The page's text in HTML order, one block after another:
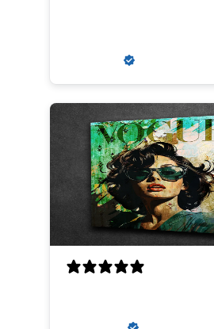
Louis V.